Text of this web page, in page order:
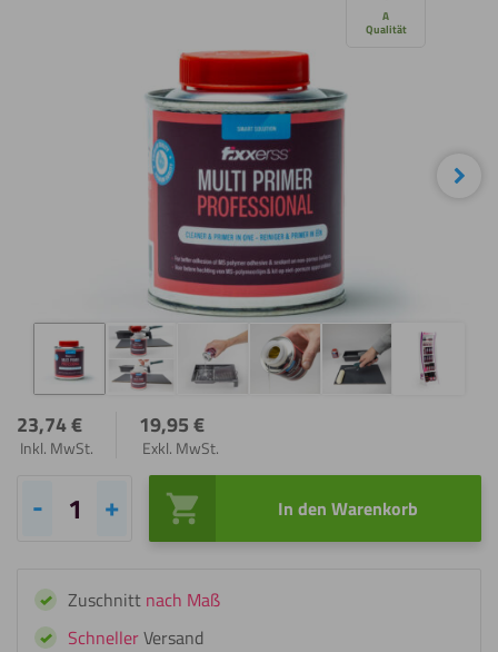
A
Qualität
23,74€
Inkl. MwSt.
19,95€
Exkl. MwSt.
Fixxerss
Professional
Menge
In den Warenkorb
Zuschnitt nach Maß
SchnellerVersand